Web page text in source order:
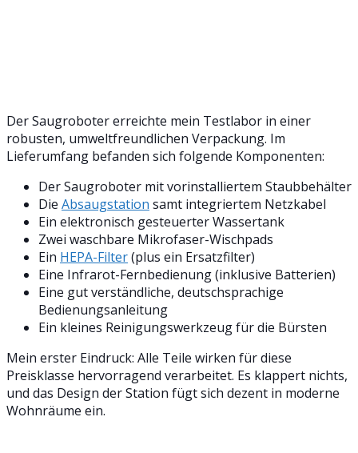
Der Saugroboter erreichte mein Testlabor in einer
robusten, umweltfreundlichen Verpackung. Im
Lieferumfang befanden sich folgende Komponenten:
Der Saugroboter mit vorinstalliertem Staubbehälter
Die Absaugstation samt integriertem Netzkabel
Ein elektronisch gesteuerter Wassertank
Zwei waschbare Mikrofaser-Wischpads
Ein HEPA-Filter(plus ein Ersatzfilter)
Eine Infrarot-Fernbedienung (inklusive Batterien)
Eine gut verständliche, deutschsprachige
Bedienungsanleitung
Ein kleines Reinigungswerkzeug für die Bürsten
Mein erster Eindruck: Alle Teile wirken für diese
Preisklasse hervorragend verarbeitet. Es klappert nichts,
und das Design der Station fügt sich dezent in moderne
Wohnräume ein.